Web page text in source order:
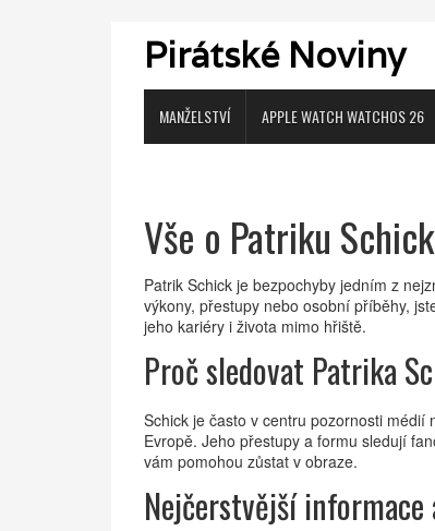
Pirátské Noviny
MANŽELSTVÍ APPLE WATCH WATCHOS 26
Vše o Patriku
Patrik Schick je bezpochyby jedním z
výkony, přestupy nebo osobní příběhy,
jeho kariéry i života mimo hřiště.
Proč sledovat Patrika
Schick je často v centru pozornosti
Evropě. Jeho přestupy a formu sledují
vám pomohou zůstat v obraze.
Nejčerstvější